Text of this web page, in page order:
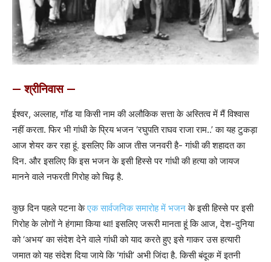
— श्रीनिवास —
ईश्वर, अल्लाह, गॉड या किसी नाम की अलौकिक सत्ता के अस्तित्व में मैं विश्वास
नहीं करता. फिर भी गांधी के प्रिय भजन ‘रघुपति राघव राजा राम..’ का यह टुकड़ा
आज शेयर कर रहा हूं. इसलिए कि आज तीस जनवरी है- गांधी की शहादत का
दिन. और इसलिए कि इस भजन के इसी हिस्से पर गांधी की हत्या को जायज
मानने वाले नफरती गिरोह को चिढ़ है.
कुछ दिन पहले पटना केएक सार्वजनिक समारोह में भजनके इसी हिस्से पर इसी
गिरोह के लोगों ने हंगामा किया था! इसलिए जरूरी मानता हूं कि आज, देश-दुनिया
को ‘अभय’ का संदेश देने वाले गांधी को याद करते हुए इसे गाकर उस हत्यारी
जमात को यह संदेश दिया जाये कि ‘गांधी’ अभी जिंदा है. किसी बंदूक में इतनी